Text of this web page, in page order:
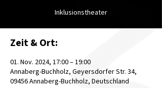
Inklusionstheater
Zeit & Ort:
01. Nov. 2024, 17:00 – 19:00
Annaberg-Buchholz, Geyersdorfer Str. 34,
09456 Annaberg-Buchholz, Deutschland